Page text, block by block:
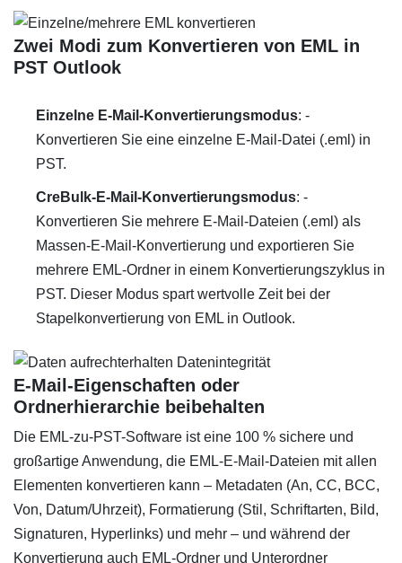
Zwei Modi zum Konvertieren von EML in
PST Outlook
Einzelne E-Mail-Konvertierungsmodus: -
Konvertieren Sie eine einzelne E-Mail-Datei (.eml) in
PST.
CreBulk-E-Mail-Konvertierungsmodus: -
Konvertieren Sie mehrere E-Mail-Dateien (.eml) als
Massen-E-Mail-Konvertierung und exportieren Sie
mehrere EML-Ordner in einem Konvertierungszyklus in
PST. Dieser Modus spart wertvolle Zeit bei der
Stapelkonvertierung von EML in Outlook.
E-Mail-Eigenschaften oder
Ordnerhierarchie beibehalten
Die EML-zu-PST-Software ist eine 100 % sichere und
großartige Anwendung, die EML-E-Mail-Dateien mit allen
Elementen konvertieren kann – Metadaten (An, CC, BCC,
Von, Datum/Uhrzeit), Formatierung (Stil, Schriftarten, Bild,
Signaturen, Hyperlinks) und mehr – und während der
Konvertierung auch EML-Ordner und Unterordner